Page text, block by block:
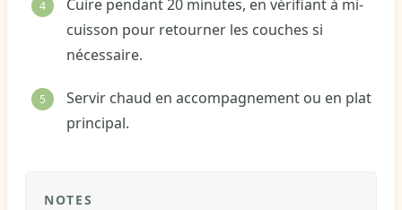
Cuire pendant 20 minutes, en vérifiant à mi-
cuisson pour retourner les couches si
nécessaire.
Servir chaud en accompagnement ou en plat
principal.
NOTES